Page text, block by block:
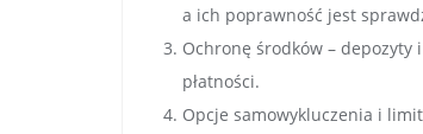
a ich poprawność jest
Ochronę środków – depozyty
płatności.
Opcje samowykluczenia i